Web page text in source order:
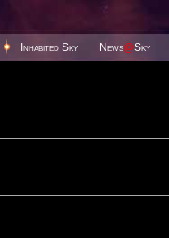
Inhabited Sky News@Sky